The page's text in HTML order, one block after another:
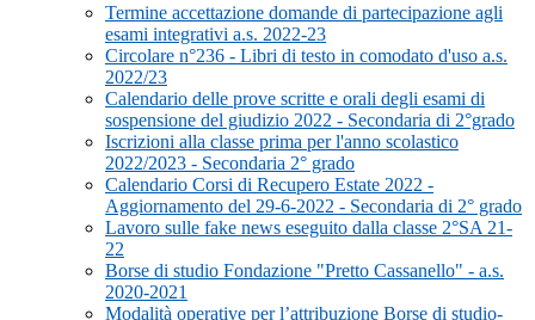
Termine accettazione domande di partecipazione agli
esami integrativi a.s. 2022-23
Circolare n°236 - Libri di testo in comodato d'uso a.s.
2022/23
Calendario delle prove scritte e orali degli esami di
sospensione del giudizio 2022 - Secondaria di 2°grado
Iscrizioni alla classe prima per l'anno scolastico
2022/2023 - Secondaria 2° grado
Calendario Corsi di Recupero Estate 2022 -
Aggiornamento del 29-6-2022 - Secondaria di 2° grado
Lavoro sulle fake news eseguito dalla classe 2°SA 21-
22
Borse di studio Fondazione "Pretto Cassanello" - a.s.
2020-2021
Modalità operative per l’attribuzione Borse di studio-